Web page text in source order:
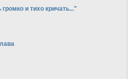
и тихо кричать..."